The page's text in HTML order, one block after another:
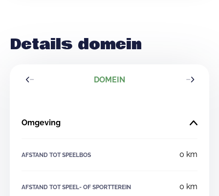
Details domein
DOMEIN
Omgeving
AFSTAND TOT SPEELBOS 0 km
AFSTAND TOT SPEEL- OF SPORTTEREIN 0 km